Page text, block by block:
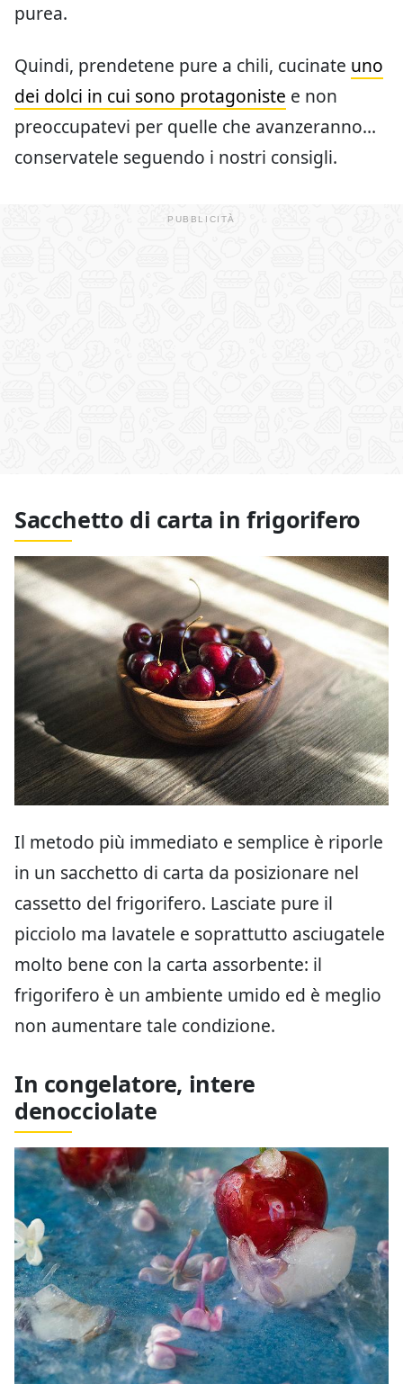
purea.
Quindi, prendetene pure a chili, cucinate uno
dei dolci in cui sono protagoniste e non
preoccupatevi per quelle che avanzeranno…
conservatele seguendo i nostri consigli.
Sacchetto di carta in frigorifero
Il metodo più immediato e semplice è riporle
in un sacchetto di carta da posizionare nel
cassetto del frigorifero. Lasciate pure il
picciolo ma lavatele e soprattutto asciugatele
molto bene con la carta assorbente: il
frigorifero è un ambiente umido ed è meglio
non aumentare tale condizione.
In congelatore, intere
denocciolate